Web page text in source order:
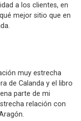
a los clientes, en
mejor sitio que en
muy estrecha
de Calanda y el libro
parte de mi
relación con